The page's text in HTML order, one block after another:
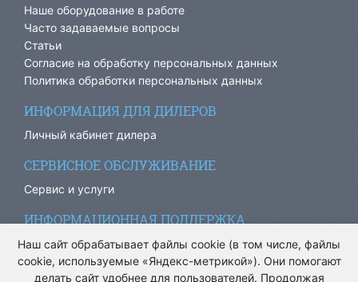
Наше оборудование в работе
Часто задаваемые вопросы
Статьи
Согласие на обработку персональных данных
Политика обработки персональных данных
ИНФОРМАЦИЯ ДЛЯ ДИЛЕРОВ
Личный кабинет дилера
СЕРВИСНОЕ ОБСЛУЖИВАНИЕ
Сервис и услуги
ИНФОРМАЦИОННАЯ ПОДДЕРЖКА
info@ariacom.ru
Наш сайт обрабатывает файлы cookie (в том числе, файлы
cookie, используемые «Яндекс-метрикой»). Они помогают
делать сайт удобнее для пользователей. Продолжая